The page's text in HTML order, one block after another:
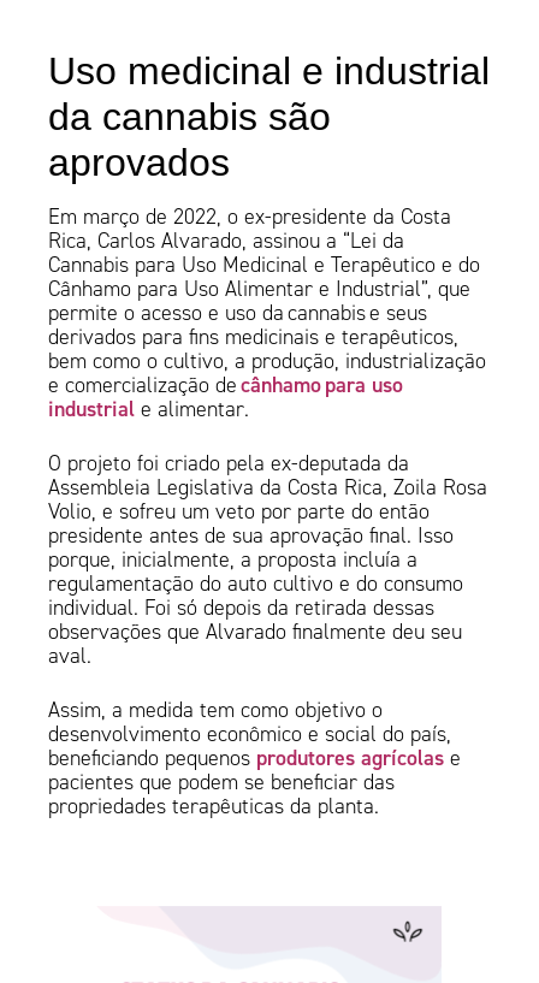
Uso medicinal e industrial
da cannabis são
aprovados
Em março de 2022, o ex-presidente da Costa
Rica, Carlos Alvarado, assinou a “Lei da
Cannabis para Uso Medicinal e Terapêutico e do
Cânhamo para Uso Alimentar e Industrial”, que
permite o acesso e uso da cannabis e seus
derivados para fins medicinais e terapêuticos,
bem como o cultivo, a produção, industrialização
e comercialização decânhamo para uso
industrial e alimentar.
O projeto foi criado pela ex-deputada da
Assembleia Legislativa da Costa Rica, Zoila Rosa
Volio, e sofreu um veto por parte do então
presidente antes de sua aprovação final. Isso
porque, inicialmente, a proposta incluía a
regulamentação do auto cultivo e do consumo
individual. Foi só depois da retirada dessas
observações que Alvarado finalmente deu seu
aval.
Assim, a medida tem como objetivo o
desenvolvimento econômico e social do país,
beneficiando pequenos produtores agrícolas e
pacientes que podem se beneficiar das
propriedades terapêuticas da planta.